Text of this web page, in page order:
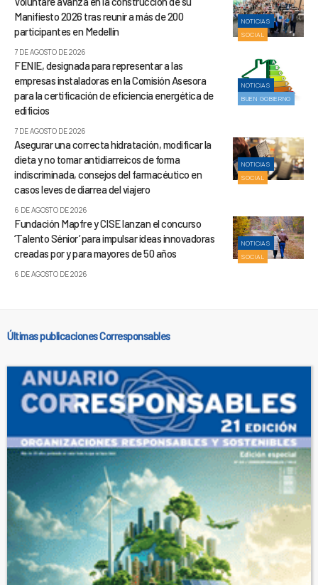
NOTICIAS
SOCIAL
Manifiesto 2026 tras reunir a más de 200
participantes en Medellín
7 DE AGOSTO DE 2026
NOTICIAS
BUEN GOBIERNO
FENIE, designada para representar a las
empresas instaladoras en la Comisión Asesora
para la certificación de eficiencia energética de
edificios
7 DE AGOSTO DE 2026
NOTICIAS
SOCIAL
Asegurar una correcta hidratación, modificar la
dieta y no tomar antidiarreicos de forma
indiscriminada, consejos del farmacéutico en
casos leves de diarrea del viajero
6 DE AGOSTO DE 2026
NOTICIAS
SOCIAL
Fundación Mapfre y CISE lanzan el concurso
‘Talento Sénior’ para impulsar ideas innovadoras
creadas por y para mayores de 50 años
6 DE AGOSTO DE 2026
Últimas publicaciones Corresponsables